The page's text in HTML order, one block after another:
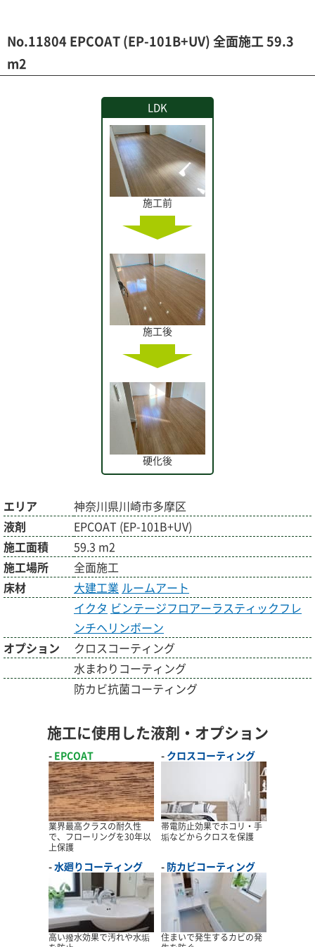
No.11804 EPCOAT (EP-101B+UV) 全面施工 59.3
m2
LDK
施工前
施工後
硬化後
エリア
神奈川県川崎市多摩区
液剤
EPCOAT (EP-101B+UV)
施工面積
59.3 m2
施工場所
全面施工
床材
大建工業 ルームアート
イクタ ビンテージフロアーラスティックフレ
ンチヘリンボーン
オプション
クロスコーティング
水まわりコーティング
防カビ抗菌コーティング
施工に使用した液剤・オプション
EPCOAT
業界最高クラスの耐久性
で、フローリングを30年以
上保護
クロスコーティング
帯電防止効果でホコリ・手
垢などからクロスを保護
水廻りコーティング
高い撥水効果で汚れや水垢
防カビコーティング
住まいで発生するカビの発